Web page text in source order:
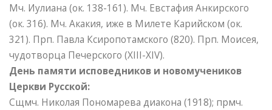
Мч. Иулиана (ок. 138-161). Мч. Евстафия Анкирского
(ок. 316). Мч. Акакия, иже в Милете Карийском (ок.
321). Прп. Павла Ксиропотамского (820). Прп. Моисея,
чудотворца Печерского (XIII-XIV).
День памяти исповедников и новомучеников
Церкви Русской:
Сщмч. Николая Пономарева диакона (1918); прмч.